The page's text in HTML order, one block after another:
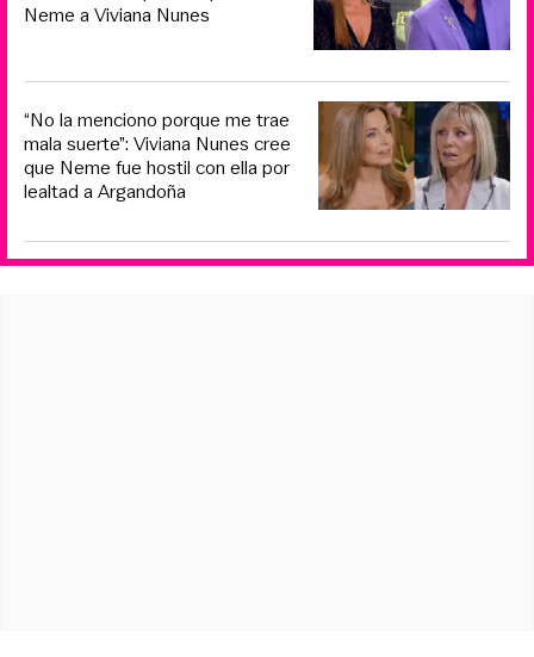
Neme a Viviana Nunes
“No la menciono porque me trae
mala suerte”: Viviana Nunes cree
que Neme fue hostil con ella por
lealtad a Argandoña